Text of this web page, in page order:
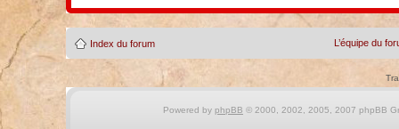
Index du forum L’équipe du
Powered by phpBB © 2000, 2002, 2005, 2007 phpBB